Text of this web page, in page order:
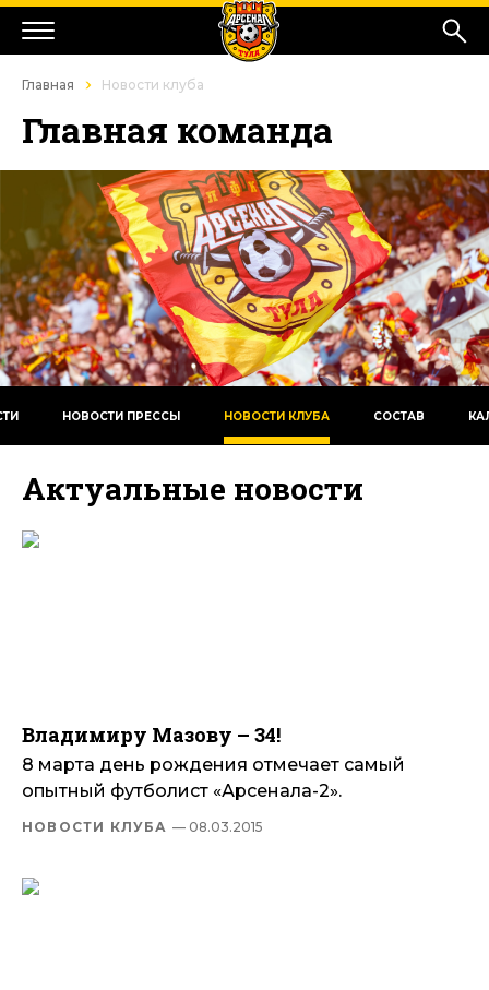
Главная Новости клуба
Главная команда
НОВОСТИ ПРЕССЫ НОВОСТИ КЛУБА СОСТАВ
Актуальные новости
Владимиру Мазову – 34!
8 марта день рождения отмечает самый
опытный футболист «Арсенала-2».
НОВОСТИ КЛУБА — 08.03.2015